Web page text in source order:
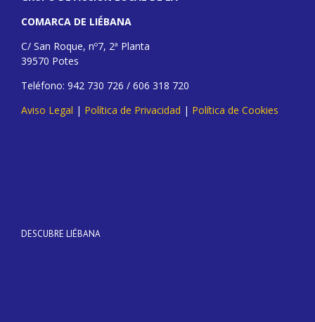
COMARCA DE LIÉBANA
C/ San Roque, nº7, 2ª Planta
39570 Potes
Teléfono: 942 730 726 / 606 318 720
Aviso Legal | Política de Privacidad | Política de Cookies
DESCUBRE LIÉBANA